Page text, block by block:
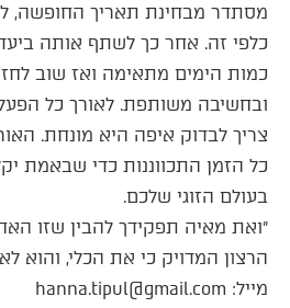
מסתדר מבחינת תאריך החופשה,
כלפי זה. אחר כך לשתף אותה
כמות הימים מתאימה ואז שוב
ובחשיבה משותפת. לאורך כל
צריך לבדוק איפה היא מונחת.
כל הזמן התכווננות כדי שבאמת
בעולם הזוגי שלכם.
״ואת מאיה תפקידך להבין שזו
הרצון המדויק כי את הכלי, והוא
מייל: hanna.tipul@gmail.com